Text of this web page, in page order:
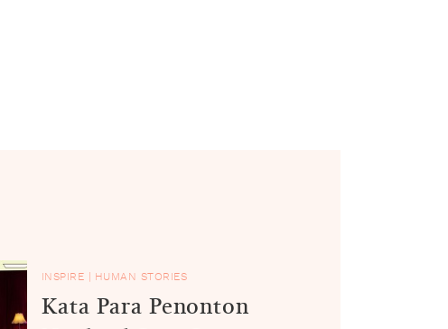
INSPIRE HUMAN STORIES
Kata Para Penonton